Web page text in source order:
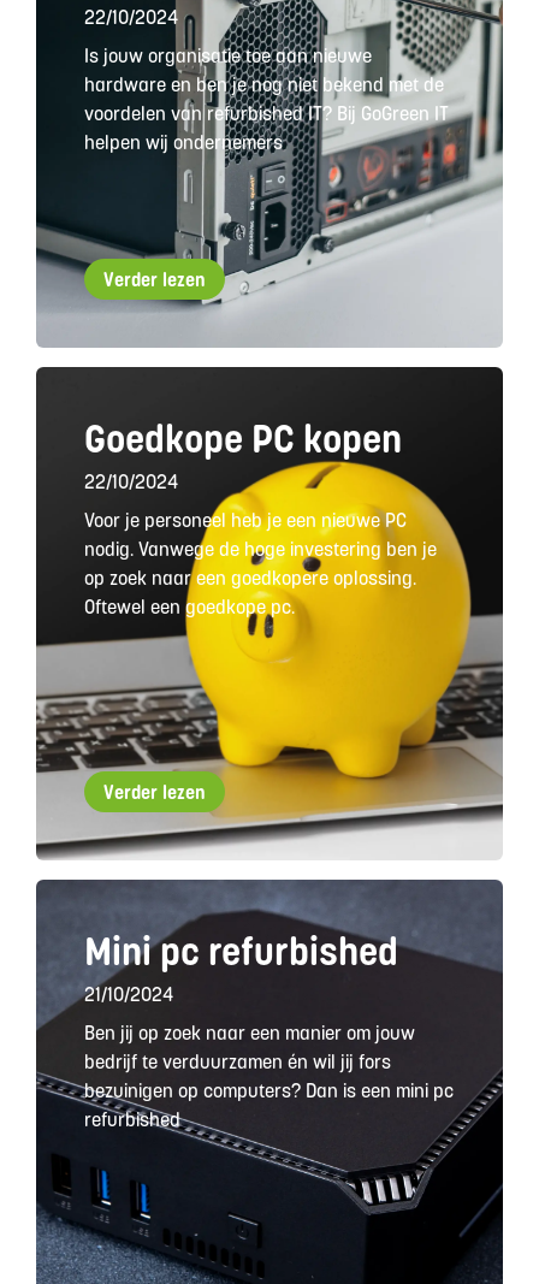
22/10/2024
Is jouw organisatie toe aan nieuwe
hardware en ben je nog niet bekend met de
voordelen van refurbished IT? Bij GoGreen IT
helpen wij ondernemers
Verder lezen
Goedkope PC kopen
22/10/2024
Voor je personeel heb je een nieuwe PC
nodig. Vanwege de hoge investering ben je
op zoek naar een goedkopere oplossing.
Oftewel een goedkope pc.
Verder lezen
Mini pc refurbished
21/10/2024
Ben jij op zoek naar een manier om jouw
bedrijf te verduurzamen én wil jij fors
bezuinigen op computers? Dan is een mini pc
refurbished